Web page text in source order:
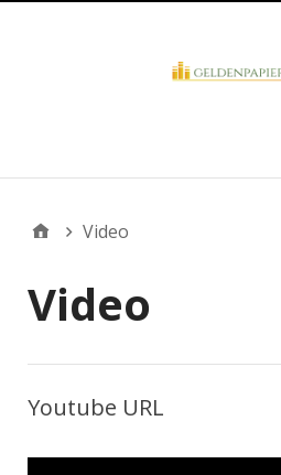
Video
Video
Youtube URL